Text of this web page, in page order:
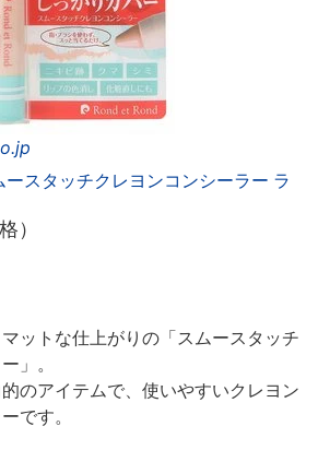
ースタッチクレヨンコンシーラー ラ
）
ットな仕上がりの「スムースタッチ
」。
のアイテムで、使いやすいクレヨン
です。